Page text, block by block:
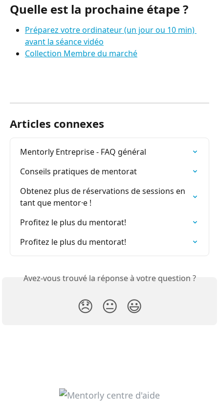
Quelle est la prochaine étape ?
Préparez votre ordinateur (un jour ou 10 min)
avant la séance vidéo
Collection Membre du marché
Articles connexes
Mentorly Entreprise - FAQ général
Conseils pratiques de mentorat
Obtenez plus de réservations de sessions en
tant que mentor·e !
Profitez le plus du mentorat!
Profitez le plus du mentorat!
Avez-vous trouvé la réponse à votre question ?
😞 😐 😃